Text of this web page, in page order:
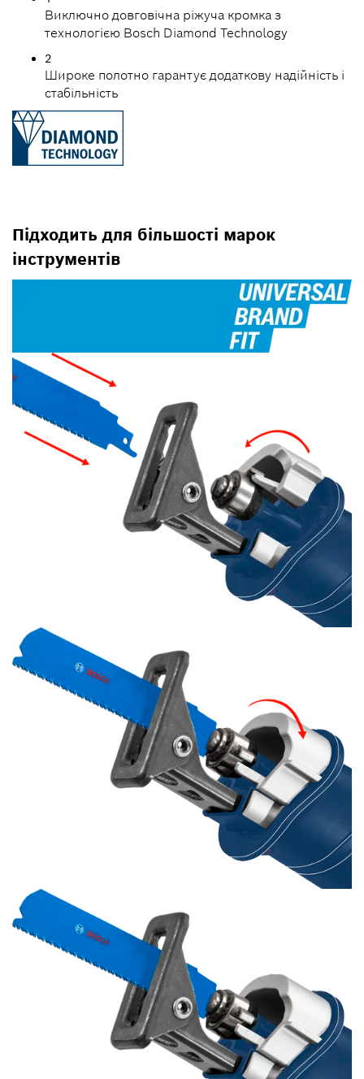
Виключно довговічна ріжуча кромка з
технологією Bosch Diamond Technology
2
Широке полотно гарантує додаткову надійність і
стабільність
Підходить для більшості марок
інструментів